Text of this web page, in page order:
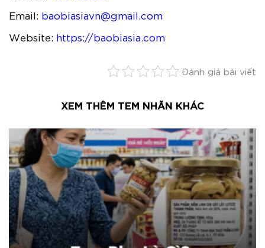
Email: baobiasiavn@gmail.com
Website: https://baobiasia.com
Đánh giá bài viết
XEM THÊM TEM NHÃN KHÁC